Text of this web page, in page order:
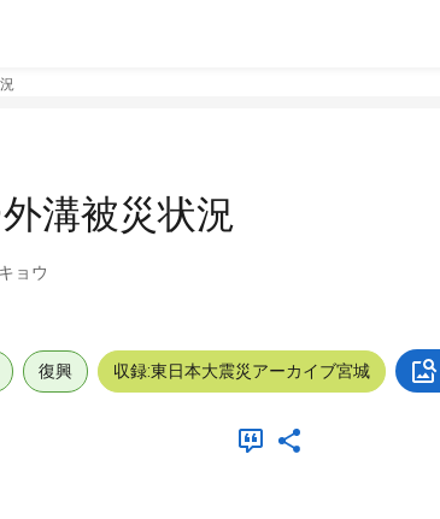
溝被災状況
ョウ
復興 収録:東日本大震災アーカイブ宮城